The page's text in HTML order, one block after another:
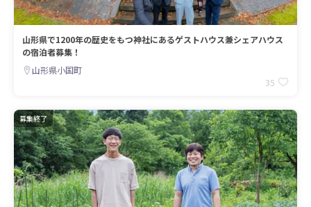
山形県で1200年の歴史をもつ神社にあるゲストハウス兼シェアハウス
の宿泊者募集！
山形県小国町
35
募集終了